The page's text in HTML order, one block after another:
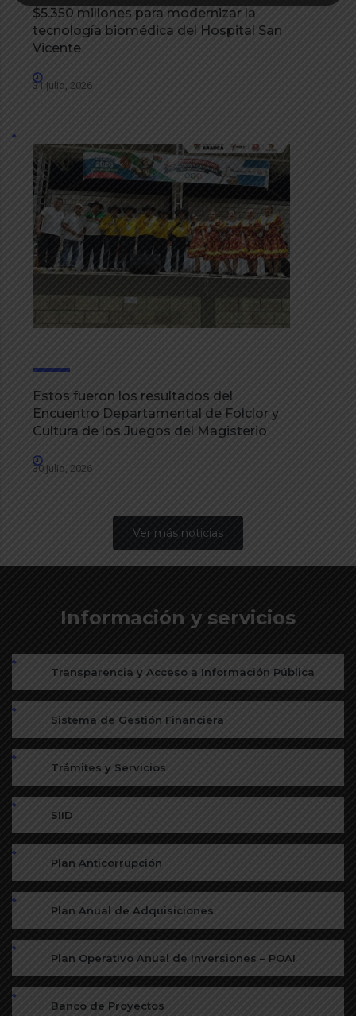
$5.350 millones para modernizar la
tecnología biomédica del Hospital San
Vicente
31 julio, 2026
Estos fueron los resultados del
Encuentro Departamental de Folclor y
Cultura de los Juegos del Magisterio
30 julio, 2026
Ver más noticias
Información y servicios
Transparencia y Acceso a Información Pública
Sistema de Gestión Financiera
Trámites y Servicios
SIID
Plan Anticorrupción
Plan Anual de Adquisiciones
Plan Operativo Anual de Inversiones – POAI
Banco de Proyectos